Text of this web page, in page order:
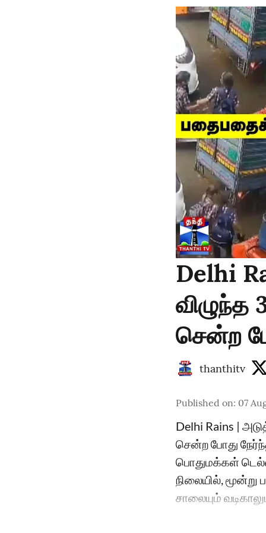
Delhi
சென்ற
thanthitv
Published on: 07
Delhi Rains |
சென்ற போது
பொதுமக்கள்
நிலையில், மூன்று
சாலையும்